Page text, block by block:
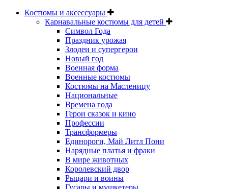
Костюмы и аксессуары
Карнавальные костюмы для детей
Символ Года
Праздник урожая
Злодеи и супергерои
Новый год
Военная форма
Военные костюмы
Костюмы на Масленицу
Национальные
Времена года
Герои сказок и кино
Профессии
Трансформеры
Единороги, Май Литл Пони
Нарядные платья и фраки
В мире животных
Королевский двор
Рыцари и воины
Гусары и мушкетеры